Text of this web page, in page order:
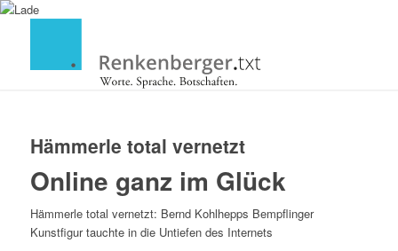
Hämmerle total vernetzt
Online ganz im Glück
Hämmerle total vernetzt: Bernd Kohlhepps Bempflinger
Kunstfigur tauchte in die Untiefen des Internets